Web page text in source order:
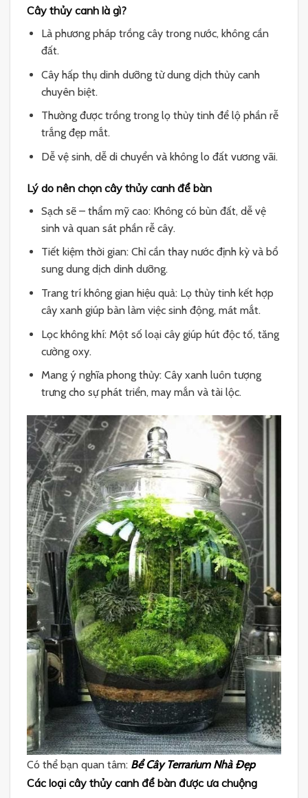
Cây thủy canh là gì?
Là phương pháp trồng cây trong nước, không cần
đất.
Cây hấp thụ dinh dưỡng từ dung dịch thủy canh
chuyên biệt.
Thường được trồng trong lọ thủy tinh để lộ phần rễ
trắng đẹp mắt.
Dễ vệ sinh, dễ di chuyển và không lo đất vương vãi.
Lý do nên chọn cây thủy canh để bàn
Sạch sẽ – thẩm mỹ cao: Không có bùn đất, dễ vệ
sinh và quan sát phần rễ cây.
Tiết kiệm thời gian: Chỉ cần thay nước định kỳ và bổ
sung dung dịch dinh dưỡng.
Trang trí không gian hiệu quả: Lọ thủy tinh kết hợp
cây xanh giúp bàn làm việc sinh động, mát mắt.
Lọc không khí: Một số loại cây giúp hút độc tố, tăng
cường oxy.
Mang ý nghĩa phong thủy: Cây xanh luôn tượng
trưng cho sự phát triển, may mắn và tài lộc.
Có thể bạn quan tâm: Bể Cây Terrarium Nhà Đẹp
Các loại cây thủy canh để bàn được ưa chuộng